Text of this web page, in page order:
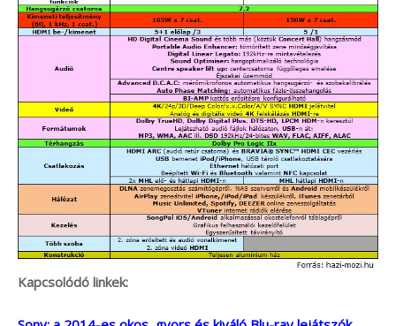
Kapcsolódó linkek: